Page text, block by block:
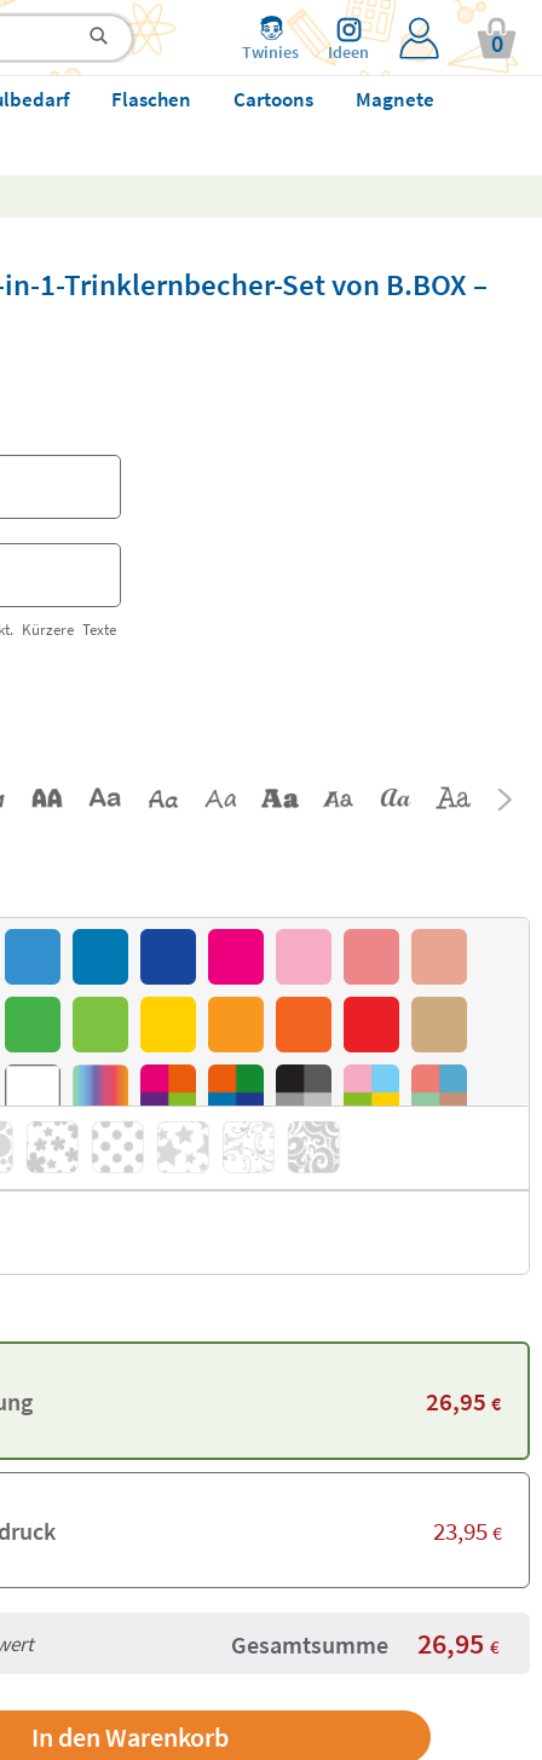
Twinies Ideen 0
Flaschen Cartoons Magnete
1-Trinklernbecher-Set von B.BOX –
Kürzere Texte
26,95 €
23,95 €
Gesamtsumme 26,95 €